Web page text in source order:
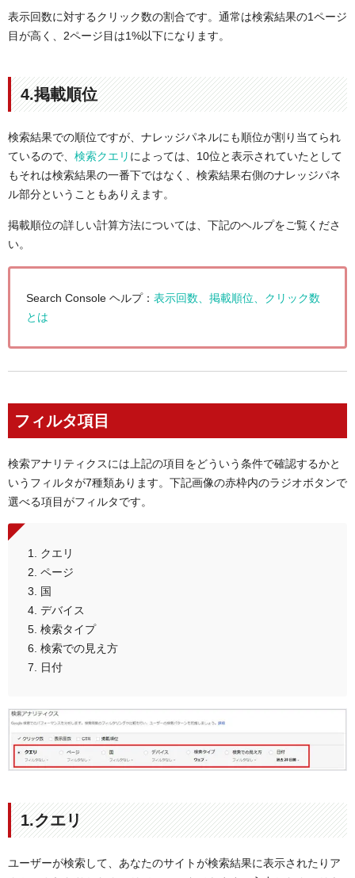
表示回数に対するクリック数の割合です。通常は検索結果の1ページ
目が高く、2ページ目は1%以下になります。
4.掲載順位
検索結果での順位ですが、ナレッジパネルにも順位が割り当てられ
ているので、 検索クエリ によっては、10位と表示されていたとして
もそれは検索結果の一番下ではなく、検索結果右側のナレッジパネ
ル部分ということもありえます。
掲載順位の詳しい計算方法については、下記のヘルプをご覧くださ
い。
Search Console ヘルプ： 表示回数、掲載順位、クリック数
とは
フィルタ項目
検索アナリティクスには上記の項目をどういう条件で確認するかと
いうフィルタが7種類あります。下記画像の赤枠内のラジオボタンで
選べる項目がフィルタです。
クエリ
ページ
国
デバイス
検索タイプ
検索での見え方
日付
1.クエリ
ユーザーが検索して、あなたのサイトが検索結果に表示されたりア